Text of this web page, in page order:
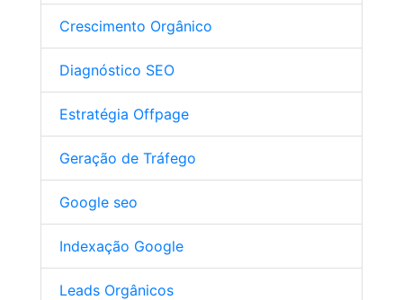
Crescimento Orgânico
Diagnóstico SEO
Estratégia Offpage
Geração de Tráfego
Google seo
Indexação Google
Leads Orgânicos